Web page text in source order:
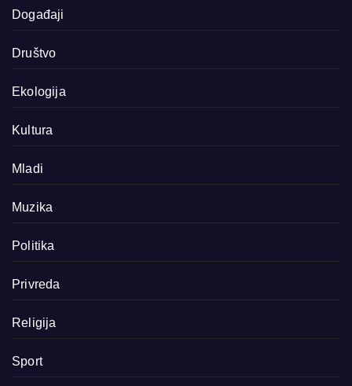
Događaji
Društvo
Ekologija
Kultura
Mladi
Muzika
Politika
Privreda
Religija
Sport